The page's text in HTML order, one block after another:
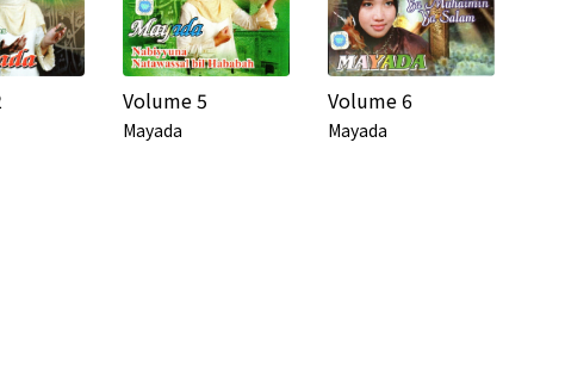
Volume 5
Mayada
Volume 6
Mayada